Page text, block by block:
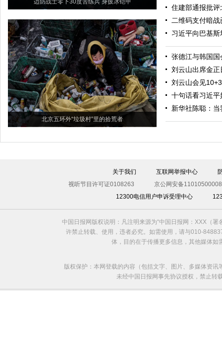
边防战士零下30度苦练兵 身披冰铠甲
北京五环外“垃圾村”里的拾荒者
住建部通报批
二维码支付暗
习近平向巴基
张德江与韩国
刘云山出席金
刘云山会见
十句话看习近平
新华社陈聪：
关于我们 互联网举报中心
视听节目许可证0108263
京公网安备
12300电信用户申诉受理中心
中国日报网版权说明：凡注明来源为“中国日报网：XXX（
许禁止转载、使用，违者必究。如需使用，请与010-
体，目的在于传播更多信息，其他媒体
版权保护：本网登载的内容（包括文字、图片、多媒体资
未经中国日报网事先协议授权，禁止转